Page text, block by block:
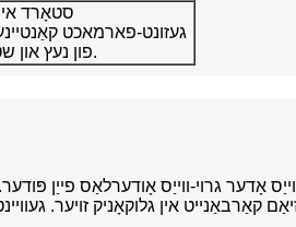
סטאָרד
געזונט-פארמאכט
פון נעץ און שטאַרק ליכט / היץ.
מאַגניזיאַם זאַלץ פון גלוקאָנאַטע. ווייַס אָדער גרוי-